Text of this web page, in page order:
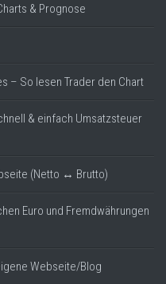
& Prognose
– So lesen Trader den Chart
& einfach Umsatzsteuer
(Netto ↔ Brutto)
Euro und Fremdwährungen
Webseite/Blog